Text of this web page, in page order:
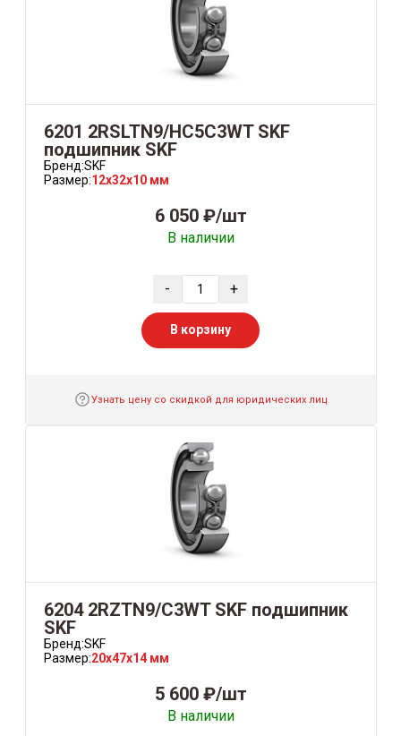
6201 2RSLTN9/HC5C3WT SKF
подшипник SKF
Бренд:SKF
Размер:12x32x10 мм
6 050 ₽/шт
В наличии
- +
В корзину
Узнать цену со скидкой для юридических лиц
6204 2RZTN9/C3WT SKF подшипник
SKF
Бренд:SKF
Размер:20x47x14 мм
5 600 ₽/шт
В наличии